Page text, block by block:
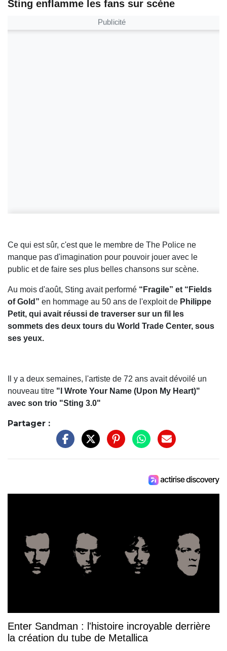
Sting enflamme les fans sur scène
Publicité
Ce qui est sûr, c'est que le membre de The Police ne
manque pas d'imagination pour pouvoir jouer avec le
public et de faire ses plus belles chansons sur scène.
Au mois d'août, Sting avait performé “Fragile” et “Fields
of Gold” en hommage au 50 ans de l'exploit de Philippe
Petit, qui avait réussi de traverser sur un fil les
sommets des deux tours du World Trade Center, sous
ses yeux.
Il y a deux semaines, l'artiste de 72 ans avait dévoilé un
nouveau titre "I Wrote Your Name (Upon My Heart)"
avec son trio "Sting 3.0"
Partager :
Enter Sandman : l'histoire incroyable derrière
la création du tube de Metallica